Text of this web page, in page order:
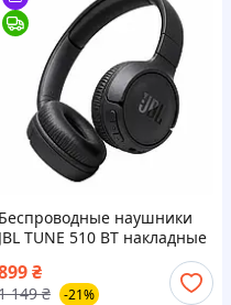
Беспроводные наушники
JBL TUNE 510 BT накладные
для музики Bluetooth для
ПК (Aнaлoг)
₴
149 ₴ -21%